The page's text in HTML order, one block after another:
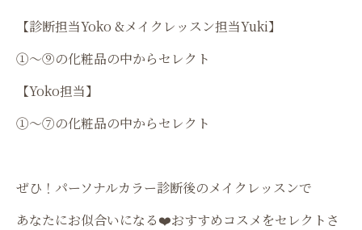
【診断担当Yoko &メイクレッスン担当Yuki】
①〜⑨の化粧品の中からセレクト
【Yoko担当】
①〜⑦の化粧品の中からセレクト
ぜひ！パーソナルカラー診断後のメイクレッスンで
あなたにお似合いになる❤️おすすめコスメをセレクトさ